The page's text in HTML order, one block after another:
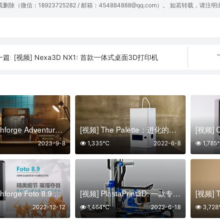
删除（微信：18923725282 / 邮箱：454884888@qq.com）。 如若转载，请注明
篇: [视频] Nexa3D NX1: 首款一体式桌面3D打印机
[视频] Flashforge Adventurer 5M/5M Pro: 九大核心技术革新高速更高效
2023-9-8
[视频] The Palette：进化的3D打印 – 3D打印机多色打印模块
2022-6-8
1,335℃
[视频] Flashforge Foto 8.9 高清4K光固化打印机
2022-12-12
[视频] PlastaPrint3D: 一款专业、精确、强大且易于使用的3D打印机
2022-6-18
1,464℃